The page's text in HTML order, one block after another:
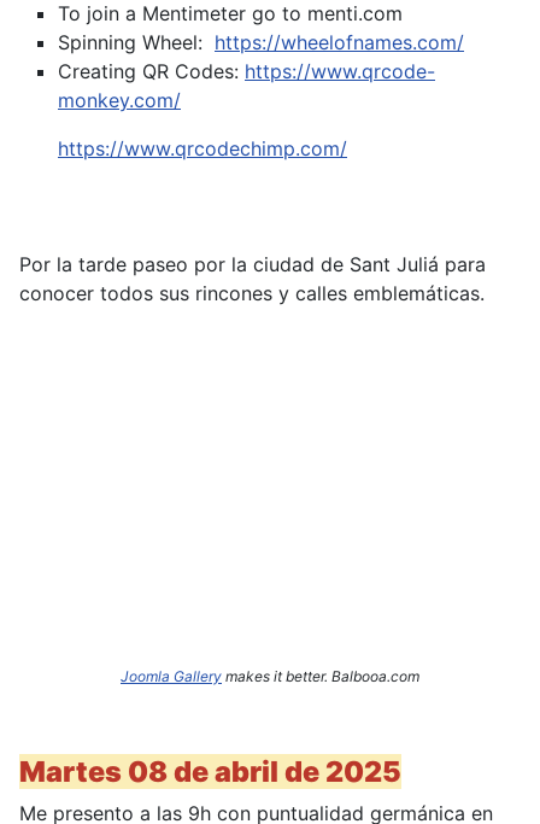
To join a Mentimeter go to menti.com
Spinning Wheel: https://wheelofnames.com/
Creating QR Codes: https://www.qrcode-
monkey.com/
https://www.qrcodechimp.com/
Por la tarde paseo por la ciudad de Sant Juliá para
conocer todos sus rincones y calles emblemáticas.
Joomla Gallery makes it better. Balbooa.com
Martes 08 de abril de 2025
Me presento a las 9h con puntualidad germánica en